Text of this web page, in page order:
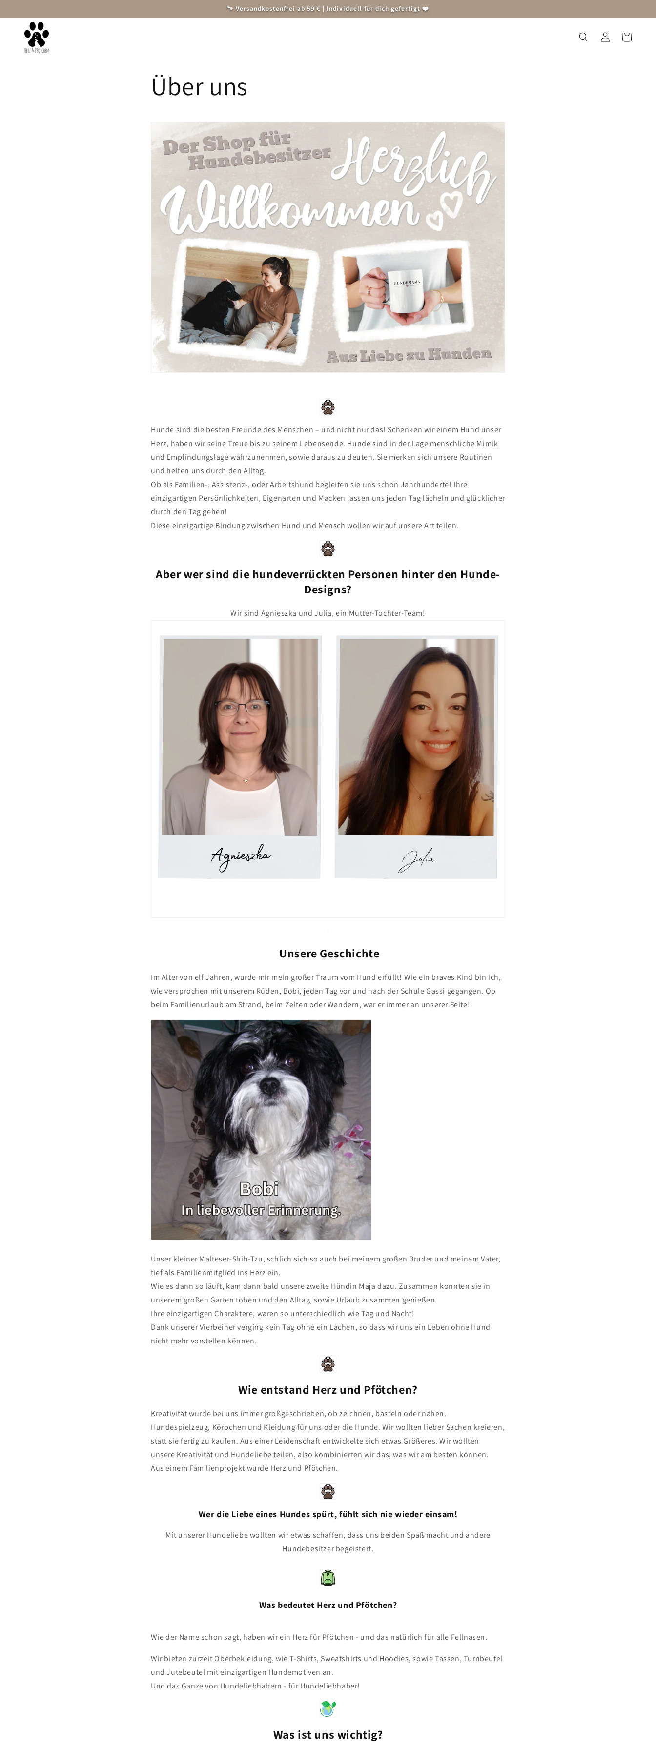
Inhalt
🐾 Versandkostenfrei ab 59 € | Individuell für dich gefertigt ❤️
EinloggenWarenkorb
Über uns
Hunde sind die besten Freunde des Menschen – und nicht nur das! Schenken wir einem Hund unser
Herz, haben wir seine Treue bis zu seinem Lebensende. Hunde sind in der Lage menschliche Mimik
und Empfindungslage wahrzunehmen, sowie daraus zu deuten. Sie merken sich unsere Routinen
und helfen uns durch den Alltag.
Ob als Familien-, Assistenz-, oder Arbeitshund begleiten sie uns schon Jahrhunderte! Ihre
einzigartigen Persönlichkeiten, Eigenarten und Macken lassen uns jeden Tag lächeln und glücklicher
durch den Tag gehen!
Diese einzigartige Bindung zwischen Hund und Mensch wollen wir auf unsere Art teilen.
Aber wer sind die hundeverrückten Personen hinter den Hunde-
Designs?
Wir sind Agnieszka und Julia, ein Mutter-Tochter-Team!
Unsere Geschichte
Im Alter von elf Jahren, wurde mir mein großer Traum vom Hund erfüllt! Wie ein braves Kind bin ich,
wie versprochen mit unserem Rüden, Bobi, jeden Tag vor und nach der Schule Gassi gegangen. Ob
beim Familienurlaub am Strand, beim Zelten oder Wandern, war er immer an unserer Seite!
Unser kleiner Malteser-Shih-Tzu, schlich sich so auch bei meinem großen Bruder und meinem Vater,
tief als Familienmitglied ins Herz ein.
Wie es dann so läuft, kam dann bald unsere zweite Hündin Maja dazu. Zusammen konnten sie in
unserem großen Garten toben und den Alltag, sowie Urlaub zusammen genießen.
Ihre einzigartigen Charaktere, waren so unterschiedlich wie Tag und Nacht!
Dank unserer Vierbeiner verging kein Tag ohne ein Lachen, so dass wir uns ein Leben ohne Hund
nicht mehr vorstellen können.
Wie entstand Herz und Pfötchen?
Kreativität wurde bei uns immer großgeschrieben, ob zeichnen, basteln oder nähen.
Hundespielzeug, Körbchen und Kleidung für uns oder die Hunde. Wir wollten lieber Sachen kreieren,
statt sie fertig zu kaufen. Aus einer Leidenschaft entwickelte sich etwas Größeres. Wir wollten
unsere Kreativität und Hundeliebe teilen, also kombinierten wir das, was wir am besten können.
Aus einem Familienprojekt wurde Herz und Pfötchen.
Wer die Liebe eines Hundes spürt, fühlt sich nie wieder einsam!
Mit unserer Hundeliebe wollten wir etwas schaffen, dass uns beiden Spaß macht und andere
Hundebesitzer begeistert.
Was bedeutet Herz und Pfötchen?
Wie der Name schon sagt, haben wir ein Herz für Pfötchen - und das natürlich für alle Fellnasen.
Wir bieten zurzeit Oberbekleidung, wie T-Shirts, Sweatshirts und Hoodies, sowie Tassen, Turnbeutel
und Jutebeutel mit einzigartigen Hundemotiven an.
Und das Ganze von Hundeliebhabern - für Hundeliebhaber!
Was ist uns wichtig?